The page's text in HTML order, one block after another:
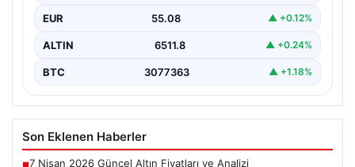
EUR 55.08 ▲ +0.12%
ALTIN 6511.8 ▲ +0.24%
BTC 3077363 ▲ +1.18%
Son Eklenen Haberler
■7 Nisan 2026 Güncel Altın Fiyatları ve Analizi